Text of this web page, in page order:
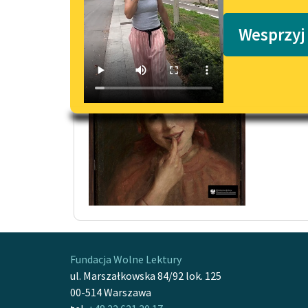
Fundacja Wolne Lektury
ul. Marszałkowska 84/92 lok. 125
00-514 Warszawa